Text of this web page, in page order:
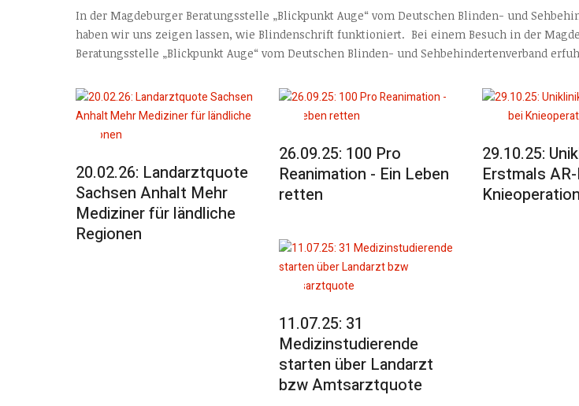
In der Magdeburger Beratungsstelle „Blickpunkt Auge“ vom Deutschen Blinden- und
haben wir uns zeigen lassen, wie Blindenschrift funktioniert. Bei einem Besuch in der
Beratungsstelle „Blickpunkt Auge“ vom Deutschen Blinden- und Sehbehindertenverband
20.02.26: Landarztquote
Sachsen Anhalt Mehr
Mediziner für ländliche
Regionen
26.09.25: 100 Pro
Reanimation - Ein Leben
retten
29.10.25:
Erstmals
Knieoperation
11.07.25: 31
Medizinstudierende
starten über Landarzt
bzw Amtsarztquote